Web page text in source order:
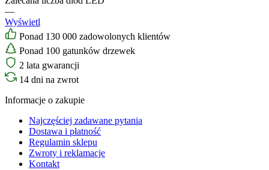
—
Wyświetl
Ponad 130 000 zadowolonych klientów
Ponad 100 gatunków drzewek
2 lata gwarancji
14 dni na zwrot
Informacje o zakupie
Najczęściej zadawane pytania
Dostawa i płatność
Regulamin sklepu
Zwroty i reklamacje
Kontakt